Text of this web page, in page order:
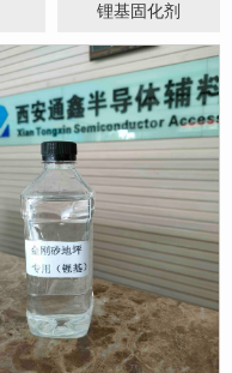
锂基固化剂